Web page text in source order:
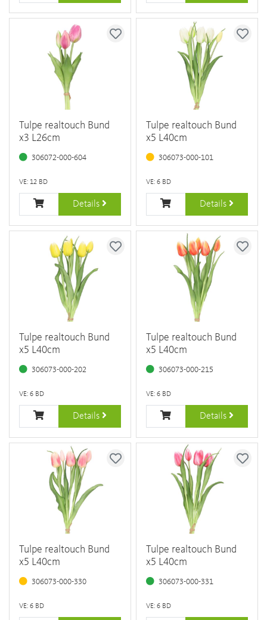
Tulpe realtouch Bund
x3 L26cm
306072-000-604
VE: 12 BD
Details
Tulpe realtouch Bund
x5 L40cm
306073-000-101
VE: 6 BD
Details
Tulpe realtouch Bund
x5 L40cm
306073-000-202
VE: 6 BD
Details
Tulpe realtouch Bund
x5 L40cm
306073-000-215
VE: 6 BD
Details
Tulpe realtouch Bund
x5 L40cm
306073-000-330
VE: 6 BD
Tulpe realtouch Bund
x5 L40cm
306073-000-331
VE: 6 BD